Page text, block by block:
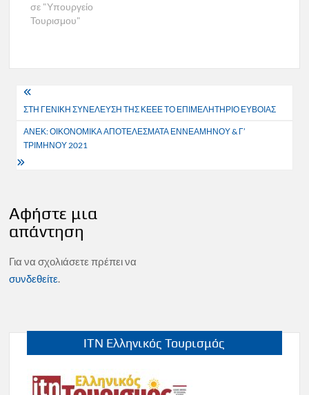
σε "Υπουργείο
Τουρισμου"
Πλοήγηση
άρθρων
ΣΤΗ ΓΕΝΙΚΗ ΣΥΝΕΛΕΥΣΗ ΤΗΣ ΚΕΕΕ ΤΟ ΕΠΙΜΕΛΗΤΗΡΙΟ ΕΥΒΟΙΑΣ
ΑΝΕΚ: ΟΙΚΟΝΟΜΙΚΑ ΑΠΟΤΕΛΕΣΜΑΤΑ ΕΝΝΕΑΜΗΝΟΥ & Γ’
ΤΡΙΜΗΝΟΥ 2021
Αφήστε μια
απάντηση
Για να σχολιάσετε πρέπει να
συνδεθείτε.
ITN Ελληνικός Τουρισμός